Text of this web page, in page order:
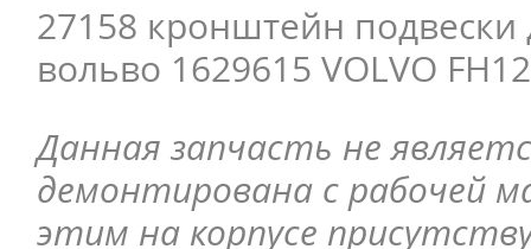
27158 кронштейн подвески
вольво 1629615 VOLVO
Данная запчасть не
демонтирована с рабочей
этим на корпусе